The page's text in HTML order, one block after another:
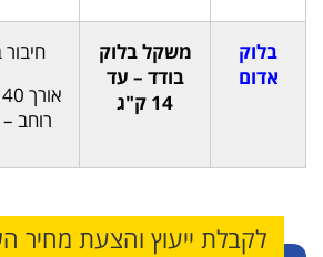
בלוק
אדום
משקל בלוק
בודד – עד
14 ק"ג
רוחב – 10 ס"מ / 22 ס"מ
לקבלת ייעוץ והצעת מחיר